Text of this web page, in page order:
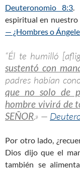
Deuteronomio 8:3.
espiritual en
— ¿Hombres o
“Él te humilló
sustentó con
padres habían
que no solo de
hombre vivirá de
SEÑOR.» —
Por otro lado,
Dios dijo que el
también se